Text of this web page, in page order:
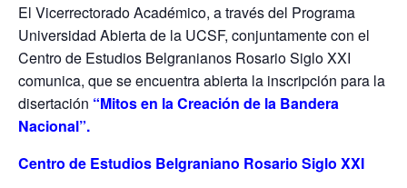
El Vicerrectorado Académico, a través del Programa
Universidad Abierta de la UCSF, conjuntamente con el
Centro de Estudios Belgranianos Rosario Siglo XXI
comunica, que se encuentra abierta la inscripción para la
disertación “Mitos en la Creación de la Bandera
Nacional”.
Centro de Estudios Belgraniano Rosario Siglo XXI